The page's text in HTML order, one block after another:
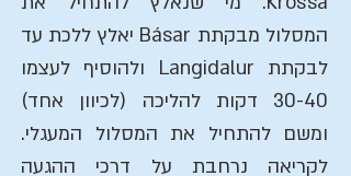
המסלול מבקתת Básar יאלץ ללכת עד
לבקתת Langidalur ולהוסיף לעצמו
30-40 דקות להליכה (לכיוון אחד)
ומשם להתחיל את המסלול המעגלי.
לקריאה נרחבת על דרכי ההגעה